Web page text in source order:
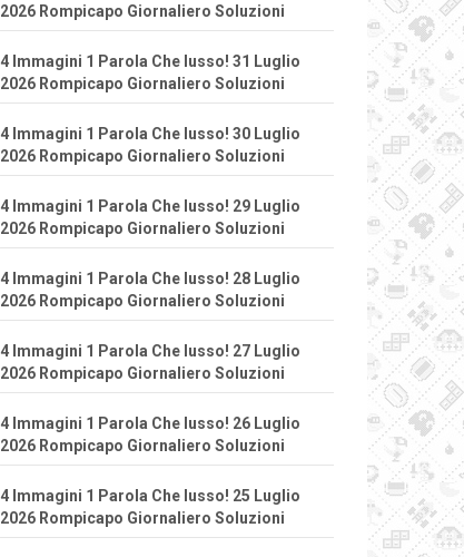
2026 Rompicapo Giornaliero Soluzioni
4 Immagini 1 Parola Che lusso! 31 Luglio
2026 Rompicapo Giornaliero Soluzioni
4 Immagini 1 Parola Che lusso! 30 Luglio
2026 Rompicapo Giornaliero Soluzioni
4 Immagini 1 Parola Che lusso! 29 Luglio
2026 Rompicapo Giornaliero Soluzioni
4 Immagini 1 Parola Che lusso! 28 Luglio
2026 Rompicapo Giornaliero Soluzioni
4 Immagini 1 Parola Che lusso! 27 Luglio
2026 Rompicapo Giornaliero Soluzioni
4 Immagini 1 Parola Che lusso! 26 Luglio
2026 Rompicapo Giornaliero Soluzioni
4 Immagini 1 Parola Che lusso! 25 Luglio
2026 Rompicapo Giornaliero Soluzioni